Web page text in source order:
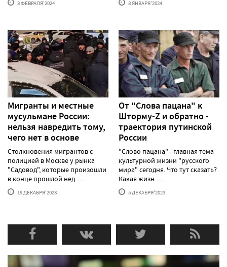
3 ФЕВРАЛЯ'2024 8 ЯНВАРЯ'2024
Мигранты и местные
мусульмане России:
нельзя навредить тому,
чего нет в основе
Столкновения мигрантов с
полицией в Москве у рынка
"Садовод", которые произошли
в конце прошлой нед......
19 ДЕКАБРЯ'2023
От "Слова пацана" к
Шторму-Z и обратно -
траектория путинской
России
"Слово пацана" - главная тема
культурной жизни "русского
мира" сегодня. Что тут сказать?
Какая жизн......
5 ДЕКАБРЯ'2023